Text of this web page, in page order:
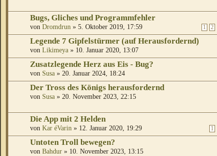
Bugs, Gliches und Programmfehler
1 2
von Dromdrun » 5. Oktober 2019, 17:59
Legende 7 Gipfelstürmer (auf Herausfordernd)
von Likimeya » 10. Januar 2020, 13:07
Zusatzlegende Herz aus Eis - Bug?
von Susa » 20. Januar 2024, 18:24
Der Tross des Königs herausfordernd
von Susa » 20. November 2023, 22:15
Die App mit 2 Helden
1
von Kar éVarin » 12. Januar 2020, 19:29
Untoten Troll bewegen?
von Bahdur » 10. November 2023, 13:15